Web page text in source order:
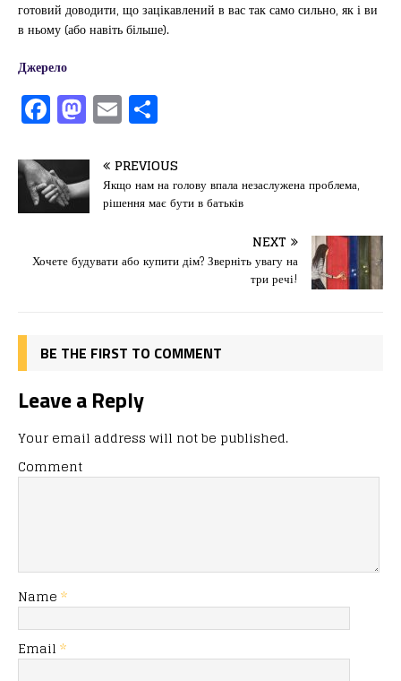
готовий доводити, що зацікавлений в вас так само сильно, як і ви
в ньому (або навіть більше).
Джерело
F
a
c
e
b
o
o
M
a
st
o
d
o
n
E
m
ai
l
іл
и
т
ис
я
PREVIOUS
Якщо нам на голову впала незаслужена проблема,
рішення має бути в батьків
NEXT
Хочете будувати або купити дім? Зверніть увагу на
три речі!
BE THE FIRST TO COMMENT
Leave a Reply
Your email address will not be published.
Comment
Name *
Email *